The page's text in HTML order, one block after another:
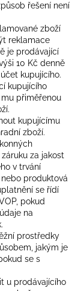
řešení není
zboží
reklamace
je prodávající
10 Kč denně
kupujícího.
kupujícího
přiměřenou
kupujícímu
zboží.
za jakost
v trvání
produktová
se řídí
pokud
na
prostředky
jakým je
se s
u prodávajícího